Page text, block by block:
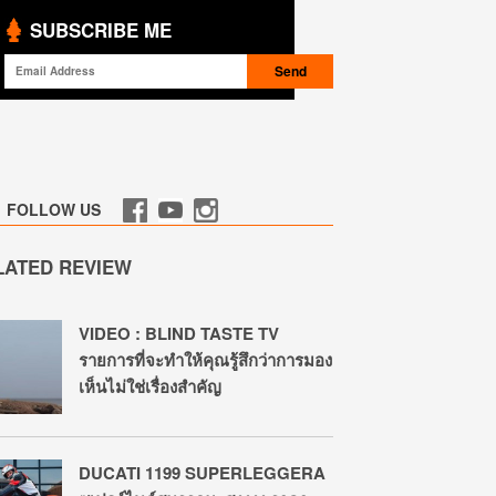
SUBSCRIBE ME
FOLLOW US
REVIEW
VIDEO : BLIND TASTE TV
รายการที่จะทำให้คุณรู้สึกว่าการมอง
เห็นไม่ใช่เรื่องสำคัญ
DUCATI 1199 SUPERLEGGERA